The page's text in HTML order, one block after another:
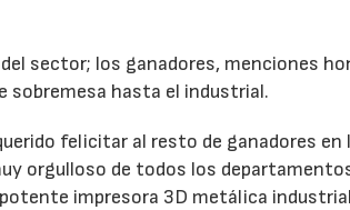
sector; los ganadores, menciones
sobremesa hasta el industrial.
felicitar al resto de ganadores
orgulloso de todos los
impresora 3D metálica